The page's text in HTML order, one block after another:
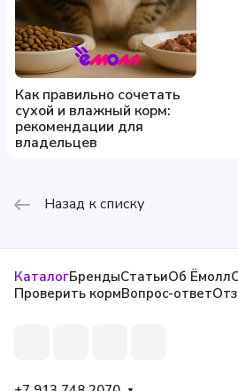
Как правильно сочетать
сухой и влажный корм:
рекомендации для
владельцев
Назад к списку
КаталогБрендыСтатьиОб Ёмолл
Проверить кормВопрос-ответ